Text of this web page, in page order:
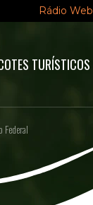
Rádio Web
TURÍSTICOS